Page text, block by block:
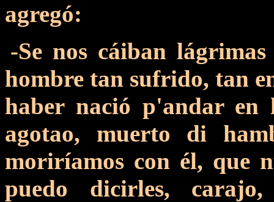
agregó:
-Se nos cáiban
hombre tan sufrido, tan
haber nació p'andar en
agotao, muerto di
moriríamos con él, que
puedo dicirles,